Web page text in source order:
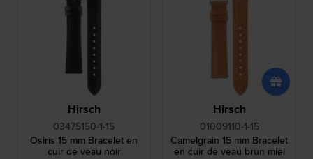
Hirsch
03475150-1-15
Osiris 15 mm Bracelet en
cuir de veau noir
Hirsch
01009110-1-15
Camelgrain 15 mm Bracelet
en cuir de veau brun miel